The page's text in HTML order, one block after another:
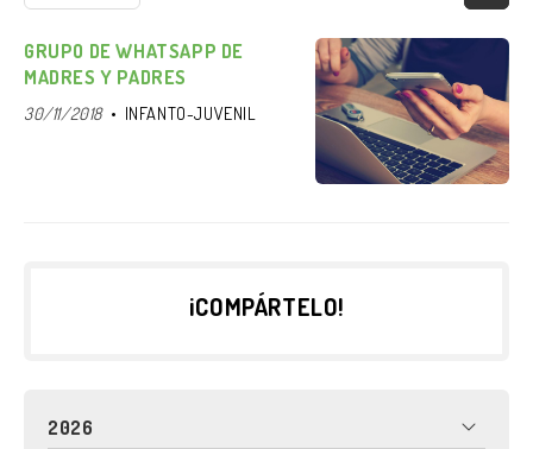
GRUPO DE WHATSAPP DE
MADRES Y PADRES
30/11/2018 INFANTO-JUVENIL
¡COMPÁRTELO!
2026